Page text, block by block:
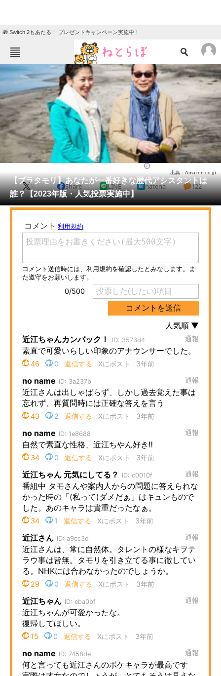
🎁 Switch 2もあたる！ プレゼントキャンペーン実施中！
ねとらぼメニュー
TOP ニュース
エンタメ クイズ
グルメ
住まい 教育・育児
リサーチ
会員記事
メディア
ITの今と未来を見通す
スマホと通信の最新トレンド
進化するPCとデバイスの未来
AI活用のいまが分かる
企業ITのトレンドを詳説
経営リーダーのコミュニティ
マーケ×ITの今がよく分かる
ITエンジニア向け専門サイト
企業向けIT製品の総合サイト
IT製品の技術・比較・事例
製造業のIT導入・活用を支援
モノづくり技術者専門サイト
エレクトロニクス専門サイト
電子設計の基本と応用
エネルギーの専門メディア
建設×テクノロジーの最前線
ちょっと気になるネットの話題
【ブラタモリ】あなたが一番好きな歴代アシスタントは
誰？【2023年版・人気投票実施中】
出典：Amazon.co.jp
X Share LINE hatena 122